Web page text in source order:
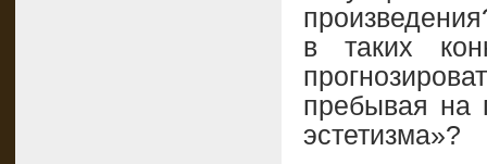
в таких
пребывая на
эстетизма»?